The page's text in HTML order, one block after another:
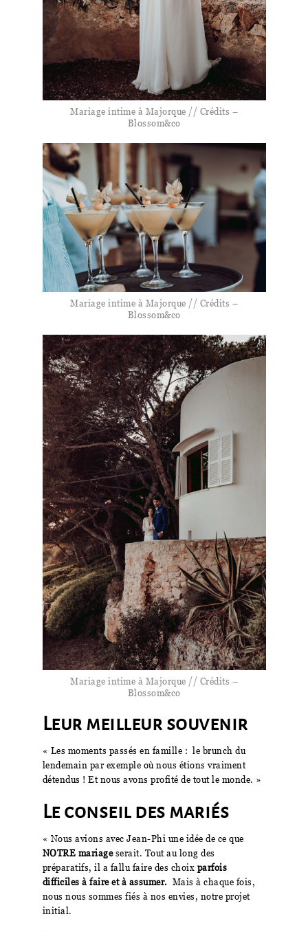
Mariage intime à Majorque // Crédits –
Blossom&co
Mariage intime à Majorque // Crédits –
Blossom&co
Mariage intime à Majorque // Crédits –
Blossom&co
Leur meilleur souvenir
« Les moments passés en famille : le brunch du
lendemain par exemple où nous étions vraiment
détendus ! Et nous avons profité de tout le monde. »
Le conseil des mariés
« Nous avions avec Jean-Phi une idée de ce que
NOTRE mariageserait. Tout au long des
préparatifs, il a fallu faire des choix parfois
difficiles à faire et à assumer. Mais à chaque fois,
nous nous sommes fiés à nos envies, notre projet
initial.